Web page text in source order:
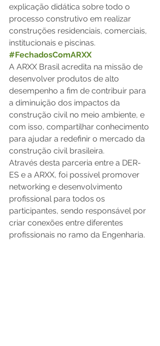
explicação didática sobre todo o
processo construtivo em realizar
construções residenciais, comerciais,
institucionais e piscinas.
#FechadosComARXX
A ARXX Brasil acredita na missão de
desenvolver produtos de alto
desempenho a fim de contribuir para
a diminuição dos impactos da
construção civil no meio ambiente, e
com isso, compartilhar conhecimento
para ajudar a redefinir o mercado da
construção civil brasileira.
Através desta parceria entre a DER-
ES e a ARXX, foi possível promover
networking e desenvolvimento
profissional para todos os
participantes, sendo responsável por
criar conexões entre diferentes
profissionais no ramo da Engenharia.